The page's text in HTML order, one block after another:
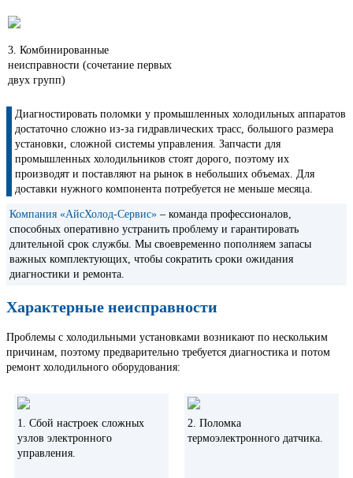
3. Комбинированные
неисправности (сочетание первых
двух групп)
Диагностировать поломки у промышленных холодильных аппаратов
достаточно сложно из-за гидравлических трасс, большого размера
установки, сложной системы управления. Запчасти для
промышленных холодильников стоят дорого, поэтому их
производят и поставляют на рынок в небольших объемах. Для
доставки нужного компонента потребуется не меньше месяца.
Компания «АйсХолод-Сервис» – команда профессионалов,
способных оперативно устранить проблему и гарантировать
длительной срок службы. Мы своевременно пополняем запасы
важных комплектующих, чтобы сократить сроки ожидания
диагностики и ремонта.
Характерные неисправности
Проблемы с холодильными установками возникают по нескольким
причинам, поэтому предварительно требуется диагностика и потом
ремонт холодильного оборудования:
1. Сбой настроек сложных
узлов электронного
управления.
2. Поломка
термоэлектронного датчика.